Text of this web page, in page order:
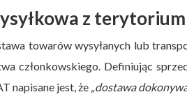
z
towarów wysyłanych lub
członkowskiego. Definiując
napisane jest, że „dostawa